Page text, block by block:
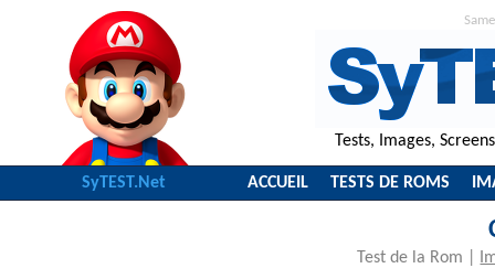
Tests, Images,
SyTEST.Net ACCUEIL TESTS DE ROMS
Test de la Rom